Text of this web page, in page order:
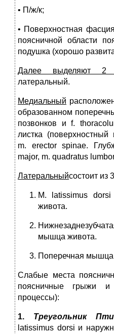
• П/ж/к;
• Поверхностная
поясничной об­ласти
подушка (хорошо
Далее выделяют 2
латеральный.
Медиальный
образованном
позвонков и f.
листка
m. erector spinae.
major, m. quadratus
Латеральныйсостоит из
M. latissimus
живота.
мышца живота.
Поперечная мышца
Слабые места
поясничные грыжи и
процессы):
1. Треугольник
latissimus dorsi и